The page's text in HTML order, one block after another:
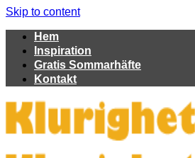
Skip to content
Hem
Inspiration
Gratis Sommarhäfte
Kontakt